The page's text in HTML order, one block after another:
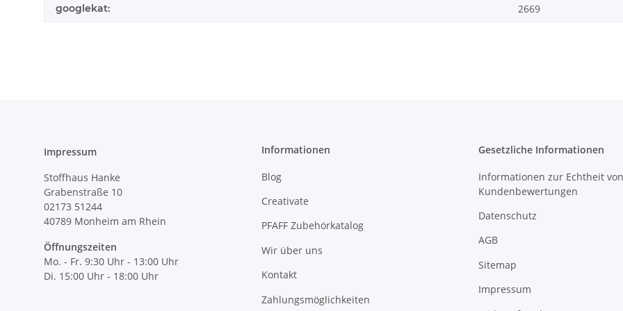
googlekat: 2669
Impressum
Stoffhaus Hanke
Grabenstraße 10
02173 51244
40789 Monheim am Rhein
Öffnungszeiten
Mo. - Fr. 9:30 Uhr - 13:00 Uhr
Di. 15:00 Uhr - 18:00 Uhr
Informationen
Blog
Creativate
PFAFF Zubehörkatalog
Wir über uns
Kontakt
Zahlungsmöglichkeiten
Gesetzliche Informationen
Informationen zur Echtheit von
Kundenbewertungen
Datenschutz
AGB
Sitemap
Impressum